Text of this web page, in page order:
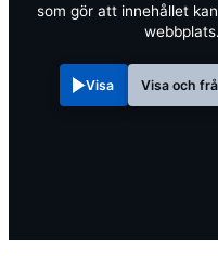
som gör att innehållet
webbplats.
Visa Visa och